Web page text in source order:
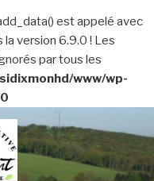
est appelé avec
la version 6.9.0 ! Les
par tous les
www/wp-